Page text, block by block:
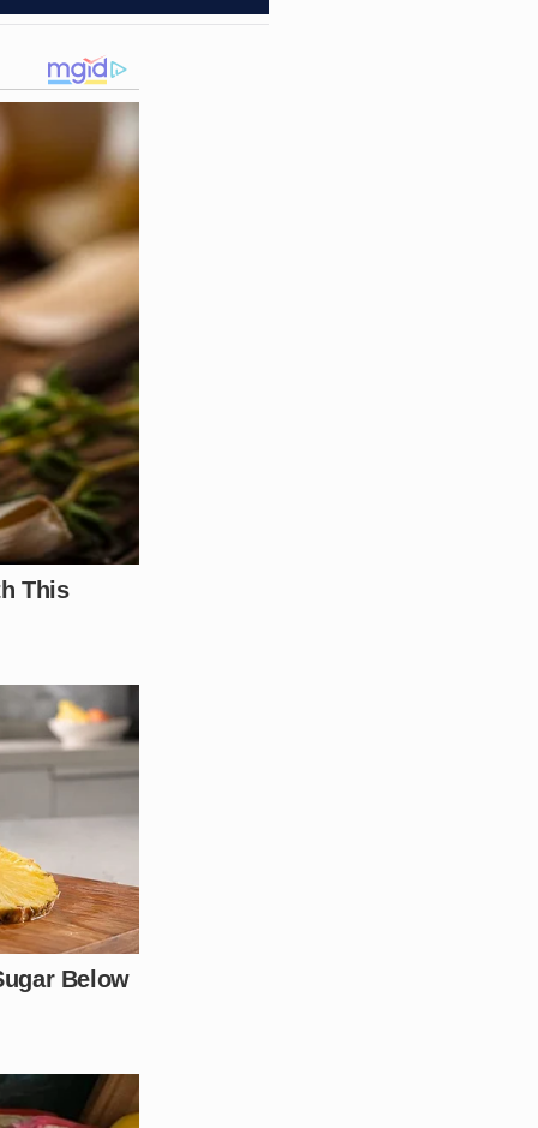
precisou ser rigorosa,
e adesacatar os
tentativa desesperada de
às ordens de parada
de motoristas e
os servidores.
no rostode um dos
o suficiente para causar
tentava manter a ordem.
que dedicam suas vidas a
para garantir a
em flagrante e
cabíveis fossem
infrações cometidas
por um guincho e
recebeu o suporte
rotina. Este episódio
a necessidade de
agentes de ordem pública.
apenas cumprindo a